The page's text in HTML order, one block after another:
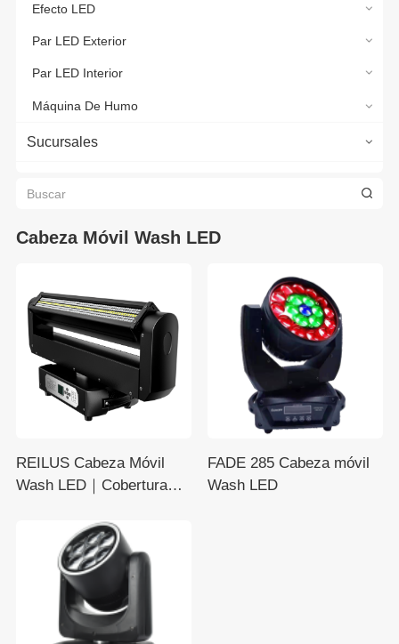
Efecto LED
Par LED Exterior
Par LED Interior
Máquina De Humo
Sucursales
Cabeza Móvil Wash LED
REILUS Cabeza Móvil
Wash LED｜Cobertura
FADE 285 Cabeza móvil
Wash LED